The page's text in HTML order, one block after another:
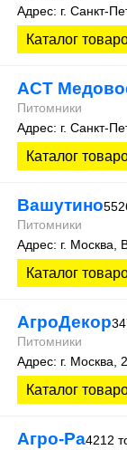
Каталог
АСТ
Питомники
Каталог
Вашутино
Питомники
Каталог
АгроДекор
Питомники
Адрес: г. Москва,
Каталог
Агро-Ра4212